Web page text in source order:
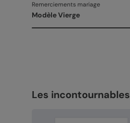
Remerciements mariage
Modèle Vierge
Les incontournables